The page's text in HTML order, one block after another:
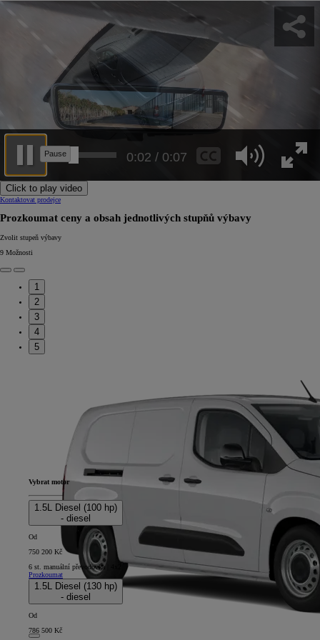
0:05 / 0:07
Click to play video
Kontaktovat prodejce
Prozkoumat ceny a obsah jednotlivých stupňů výbavy
Zvolit stupeň výbavy
9 Možnosti
1
2
3
4
5
Vybrat motor
1.5L Diesel (100 hp)
- diesel
Od
750 200 Kč
6 st. manuální převodovka | 4x2
Prozkoumat
1.5L Diesel (130 hp)
- diesel
Od
786 500 Kč